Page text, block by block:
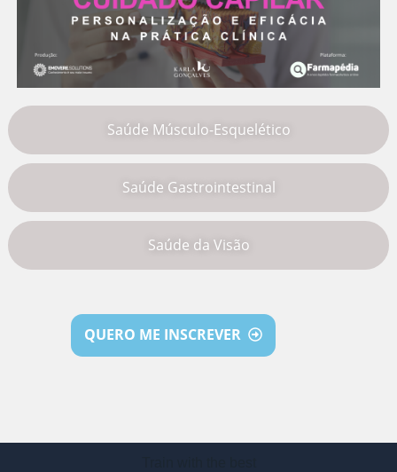
Saúde Músculo-Esquelético
Saúde Gastrointestinal
Saúde da Visão
QUERO ME INSCREVER